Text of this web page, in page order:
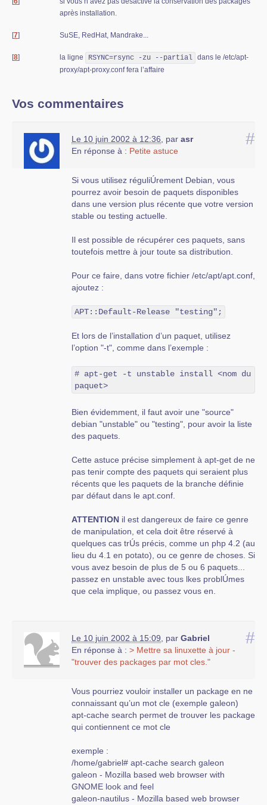
après installation.
[7] SuSE, RedHat, Mandrake...
[8] la ligne RSYNC=rsync -zu --partial dans le /etc/apt-
proxy/apt-proxy.conf fera l’affaire
Vos commentaires
#
Le 10 juin 2002 à 12:36 par asr
En réponse à : Petite astuce
Si vous utilisez réguliÚrement Debian, vous
pourrez avoir besoin de paquets disponibles
dans une version plus récente que votre version
stable ou testing actuelle.
Il est possible de récupérer ces paquets, sans
toutefois mettre à jour toute sa distribution.
Pour ce faire, dans votre fichier /etc/apt/apt.conf,
ajoutez :
APT::Default-Release "testing";
Et lors de l’installation d’un paquet, utilisez
l’option "-t", comme dans l’exemple :
# apt-get -t unstable install <nom du
paquet>
Bien évidemment, il faut avoir une "source"
debian "unstable" ou "testing", pour avoir la liste
des paquets.
Cette astuce précise simplement à apt-get de ne
pas tenir compte des paquets qui seraient plus
récents que les paquets de la branche définie
par défaut dans le apt.conf.
ATTENTION il est dangereux de faire ce genre
de manipulation, et cela doit être réservé à
quelques cas trÚs précis, comme un php 4.2 (au
lieu du 4.1 en potato), ou ce genre de choses. Si
vous avez besoin de plus de 5 ou 6 paquets...
passez en unstable avec tous lkes problÚmes
que cela implique, ou passez vous en.
#
Le 10 juin 2002 à 15:09 par Gabriel
En réponse à : > Mettre sa linuxette à jour -
"trouver des packages par mot cles."
Vous pourriez vouloir installer un package en ne
connaissant qu’un mot cle (exemple galeon)
apt-cache search permet de trouver les package
qui contiennent ce mot cle
exemple :
/home/gabriel# apt-cache search galeon
galeon - Mozilla based web browser with
GNOME look and feel
galeon-nautilus - Mozilla based web browser